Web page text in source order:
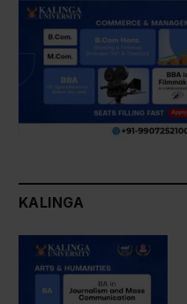
KALINGA